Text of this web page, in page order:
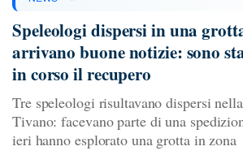
Speleologi dispersi in una
arrivano buone notizie: sono
in corso il recupero
Tre speleologi risultavano dispersi
Tivano: facevano parte di una
ieri hanno esplorato una grotta in zona